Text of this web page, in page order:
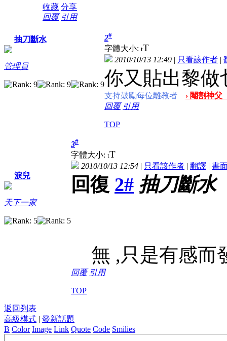
收藏 分享
回覆 引用
抽刀斷水
管理員
2#
字體大小: tT
2010/10/13 12:49 | 只看該作者 |
你又貼出黎做
支持鼓勵每位離教者
› 閹割神
回覆 引用
TOP
淚兒
天下一家
3#
字體大小: tT
2010/10/13 12:54 | 只看該作者 | 翻譯 | 書
回復 2# 抽刀斷水
無 ,只是有感而
回覆 引用
TOP
返回列表
高級模式 | 發新話題
B Color Image Link Quote Code Smilies